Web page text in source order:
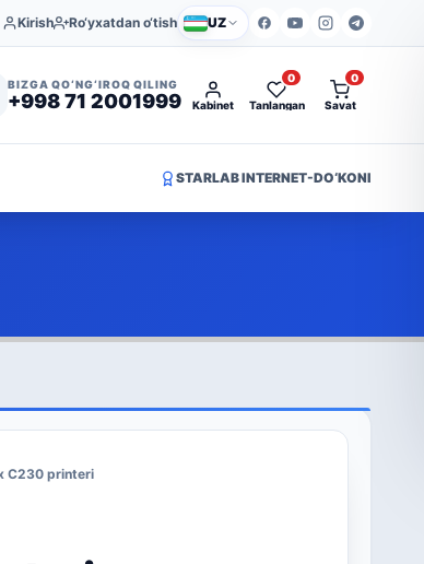
Kirish Ro‘yxatdan o‘tish UZ
BIZGA QO‘NG‘IROQ QILING
+998 71 2001999 Kabinet Tanlangan
0
Savat
0
STARLAB INTERNET-DO‘KONI
C230 printeri